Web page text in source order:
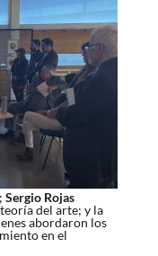
Sergio Rojas
del arte; y la
abordaron los
en el